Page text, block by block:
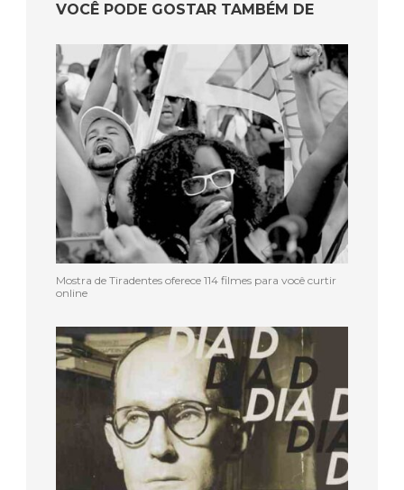
VOCÊ PODE GOSTAR TAMBÉM DE
Mostra de Tiradentes oferece 114 filmes para você curtir
online